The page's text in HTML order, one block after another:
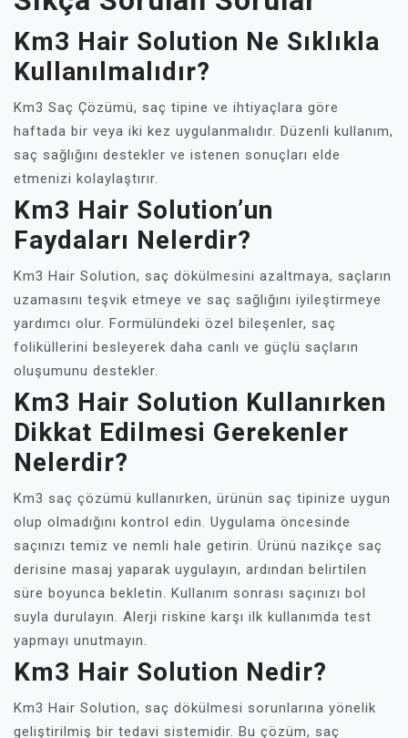
Km3 Hair Solution Ne Sıklıkla
Kullanılmalıdır?
Km3 Saç Çözümü, saç tipine ve ihtiyaçlara göre
haftada bir veya iki kez uygulanmalıdır. Düzenli kullanım,
saç sağlığını destekler ve istenen sonuçları elde
etmenizi kolaylaştırır.
Km3 Hair Solution’un
Faydaları Nelerdir?
Km3 Hair Solution, saç dökülmesini azaltmaya, saçların
uzamasını teşvik etmeye ve saç sağlığını iyileştirmeye
yardımcı olur. Formülündeki özel bileşenler, saç
foliküllerini besleyerek daha canlı ve güçlü saçların
oluşumunu destekler.
Km3 Hair Solution Kullanırken
Dikkat Edilmesi Gerekenler
Nelerdir?
Km3 saç çözümü kullanırken, ürünün saç tipinize uygun
olup olmadığını kontrol edin. Uygulama öncesinde
saçınızı temiz ve nemli hale getirin. Ürünü nazikçe saç
derisine masaj yaparak uygulayın, ardından belirtilen
süre boyunca bekletin. Kullanım sonrası saçınızı bol
suyla durulayın. Alerji riskine karşı ilk kullanımda test
yapmayı unutmayın.
Km3 Hair Solution Nedir?
Km3 Hair Solution, saç dökülmesi sorunlarına yönelik
geliştirilmiş bir tedavi sistemidir. Bu çözüm, saç